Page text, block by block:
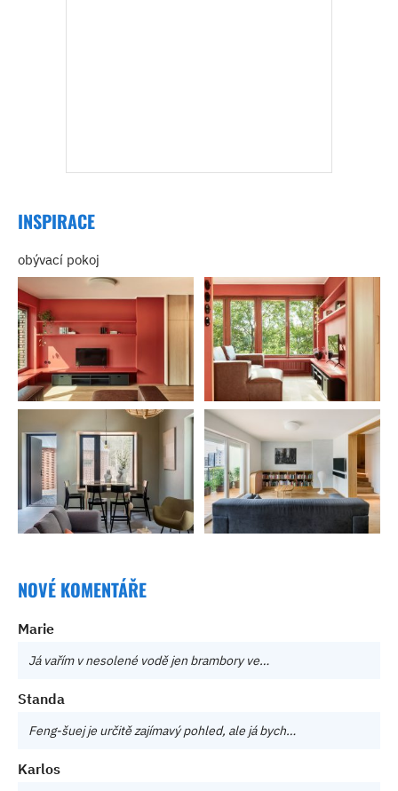
INSPIRACE
obývací pokoj
NOVÉ KOMENTÁŘE
Marie
Já vařím v nesolené vodě jen brambory ve…
Standa
Feng-šuej je určitě zajímavý pohled, ale já bych…
Karlos